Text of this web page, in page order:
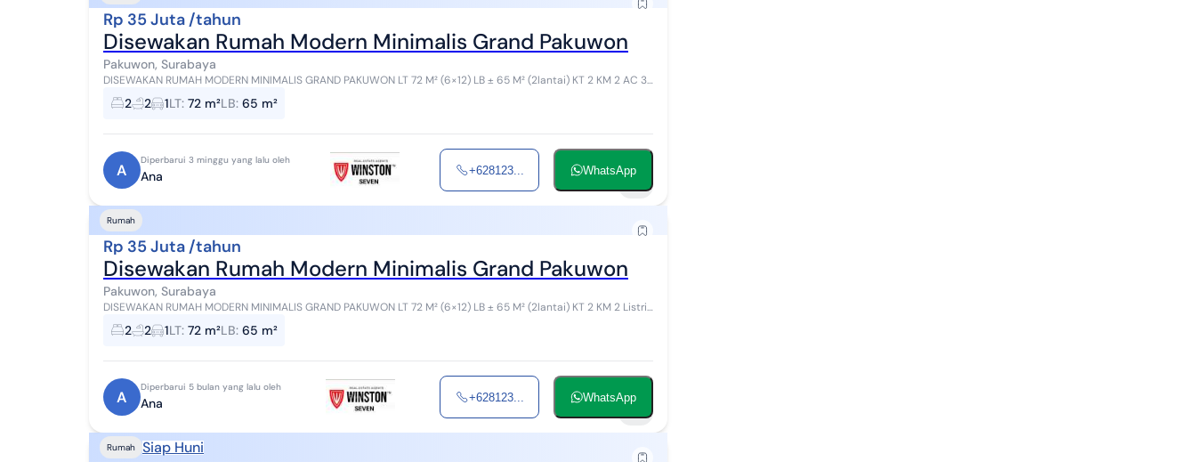
Rp 35 Juta /tahun
Disewakan Rumah Modern Minimalis Grand Pakuwon
Pakuwon, Surabaya
DISEWAKAN RUMAH MODERN MINIMALIS GRAND PAKUWON LT 72 M² (6×12) LB ± 65 M² (2lantai) KT 2 KM 2 AC 3
2 2 1LT: 72 m²LB: 65 m²
A
Diperbarui 3 minggu yang lalu oleh
Ana +628123... WhatsApp
Rumah
Rp 35 Juta /tahun
Disewakan Rumah Modern Minimalis Grand Pakuwon
Pakuwon, Surabaya
DISEWAKAN RUMAH MODERN MINIMALIS GRAND PAKUWON LT 72 M² (6×12) LB ± 65 M² (2lantai) KT 2 KM 2 Listrik
2 2 1LT: 72 m²LB: 65 m²
A
Diperbarui 5 bulan yang lalu oleh
Ana +628123... WhatsApp
Rumah Siap Huni